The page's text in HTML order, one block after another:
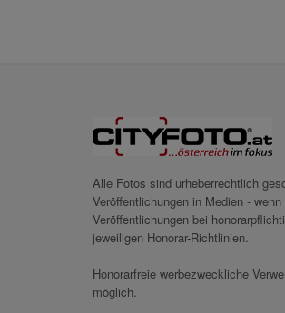
Alle Fotos sind urheberrechtlich
Veröffentlichungen in Medien -
Veröffentlichungen bei
jeweiligen Honorar-Richtlinien.
Honorarfreie werbezweckliche
möglich.